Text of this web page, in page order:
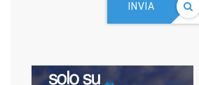
INVIA